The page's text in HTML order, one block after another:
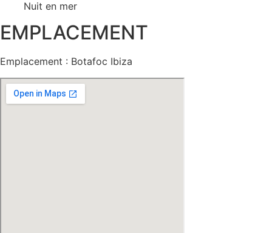
Nuit en mer
EMPLACEMENT
Emplacement : Botafoc Ibiza